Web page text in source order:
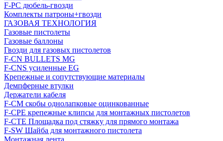
F-PC дюбель-гвозди
Комплекты патроны+гвозди
ГАЗОВАЯ ТЕХНОЛОГИЯ
Газовые пистолеты
Газовые баллоны
Гвозди для газовых пистолетов
F-CN BULLETS MG
F-CNS усиленные EG
Крепежные и сопутствующие материалы
Демпферные втулки
Держатели кабеля
F-CM скобы однолапковые оцинкованные
F-CPE крепежные клипсы для монтажных пистолетов
F-CTE Площадка под стяжку для прямого монтажа
F-SW Шайба для монтажного пистолета
Монтажная лента